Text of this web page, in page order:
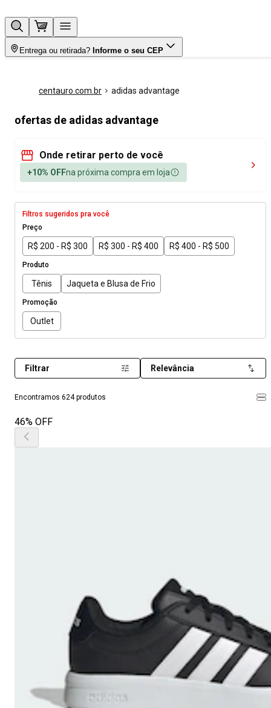
Entrega ou retirada? Informe o seu CEP
centauro.com.br adidas advantage
ofertas de adidas advantage
Onde retirar perto de você
+10% OFFna próxima compra em loja
Filtros sugeridos pra você
Preço
R$ 200 - R$ 300 R$ 300 - R$ 400 R$ 400 - R$ 500
Produto
Tênis Jaqueta e Blusa de Frio
Promoção
Outlet
Encontramos 624 produtos
Filtrar Relevância
46% OFF